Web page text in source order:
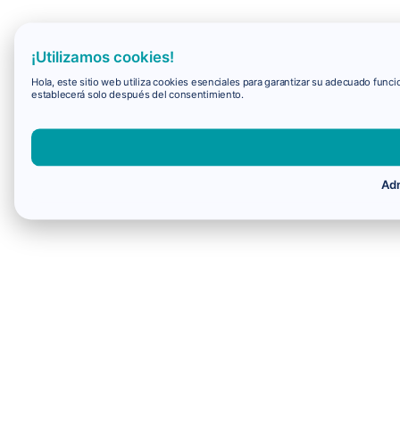
¡Utilizamos cookies!
Hola, este sitio web utiliza cookies esenciales para garantizar su adecuado
establecerá solo después del consentimiento.